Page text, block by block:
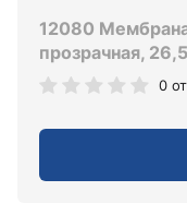
12080
прозрачная,
0